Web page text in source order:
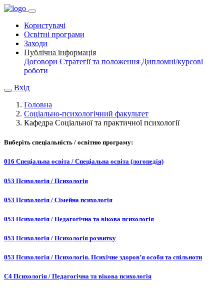
Користувачі
Освітні програми
Заходи
Публічна інформація
Договори Стратегії та положення Дипломні/курсові
роботи
Вхід
Головна
Соціально-психологічний факультет
Кафедра Соціальної та практичної психології
Виберіть спеціальність / освітню програму:
016 Спеціальна освіта / Спеціальна освіта (логопедія)
053 Психологія / Психологія
053 Психологія / Сімейна психологія
053 Психологія / Педагогічна та вікова психологія
053 Психологія / Психологія розвитку
053 Психологія / Психологія. Психічне здоров’я особи та спільноти
C4 Психологія / Педагогічна та вікова психологія